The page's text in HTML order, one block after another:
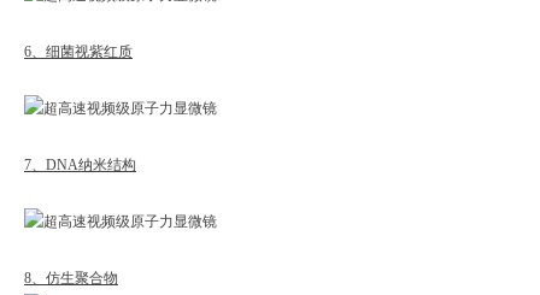
6、细菌视紫红质
7、 DNA纳米结构
8、 仿生聚合物